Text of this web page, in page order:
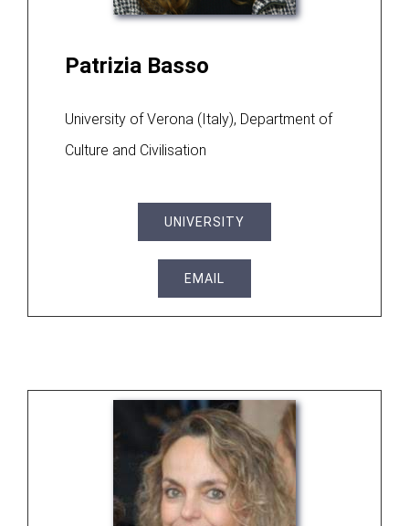
Patrizia Basso
University of Verona (Italy), Department of
Culture and Civilisation
UNIVERSITY
EMAIL